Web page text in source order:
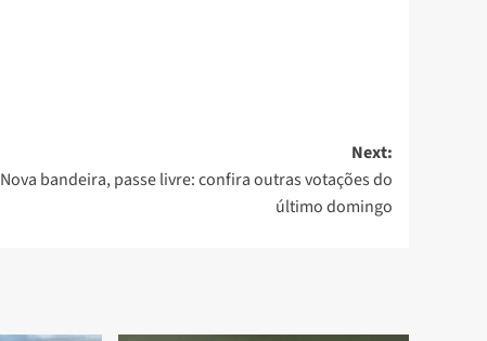
Next:
Nova bandeira, passe livre: confira outras votações do
último domingo